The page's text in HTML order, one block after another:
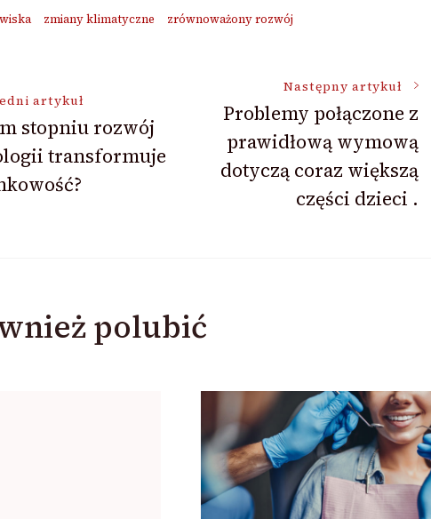
zmiany klimatyczne zrównoważony rozwój
artykuł
stopniu rozwój
transformuje
Następny artykuł
Problemy połączone z
prawidłową wymową
dotyczą coraz większą
części dzieci .
polubić